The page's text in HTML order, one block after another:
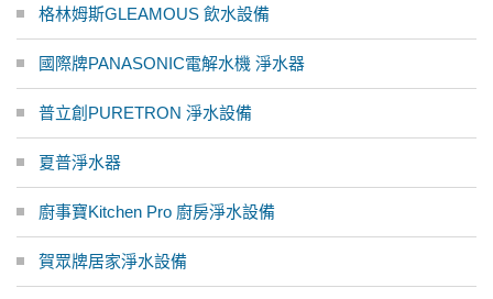
格林姆斯GLEAMOUS 飲水設備
國際牌PANASONIC電解水機 淨水器
普立創PURETRON 淨水設備
夏普淨水器
廚事寶Kitchen Pro 廚房淨水設備
賀眾牌居家淨水設備